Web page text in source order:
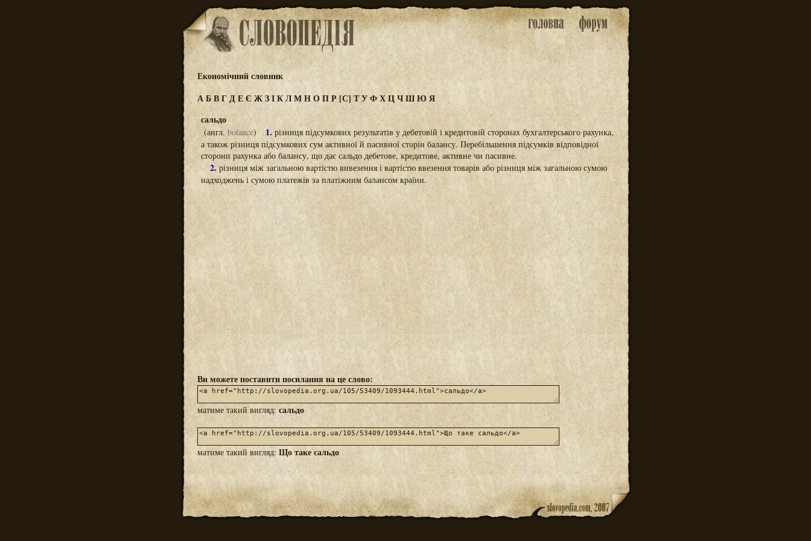
Економічний словник
АБВГДЕЄЖЗІКЛМНОПР[С] ТУФХЦЧШЮ Я
сальдо
(англ. bolance) 1. різниця підсумкових результатів у дебетовій і кредитовій сторонах бухгалтерського рахунка,
а також різниця підсумкових сум активної й пасивної сторін балансу. Перебільшення підсумків відповідної
сторони рахунка або балансу, що дає сальдо дебетове, кредитове, активне чи пасивне.
2. різниця між загальною вартістю вивезення і вартістю ввезення товарів або різниця між загальною сумою
надходжень і сумою платежів за платіжним балансом країни.
Ви можете поставити посилання на це слово:
матиме такий вигляд:сальдо
матиме такий вигляд: Що таке сальдо